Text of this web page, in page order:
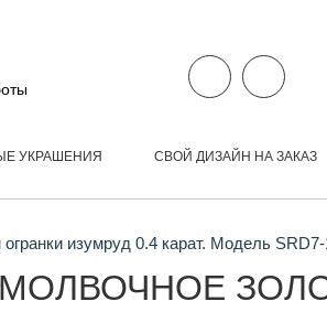
УКРАШЕНИЯ СВОЙ ДИЗАЙН НА ЗАКАЗ
изумруд 0.4 карат. Модель